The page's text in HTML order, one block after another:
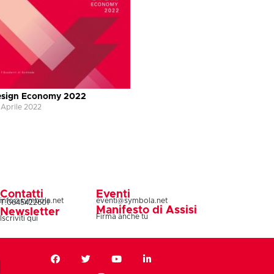
Economy 2022
Aprile 2022
Contatti
info@symbola.net
T.0645422601
Newsletter
Iscriviti qui
Eventi
eventi@symbola.net
Manifesto di Assisi
Firma anche tu